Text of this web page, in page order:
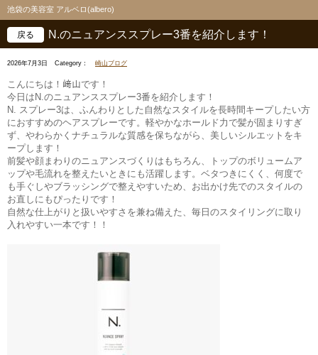
池袋の美容室 アルベロ(albero)
N.のニュアンススプレー3番を紹介します！
戻る
2026年7月3日 Category： 崎山ブログ
こんにちは！﨑山です！
今日はN.のニュアンススプレー3番を紹介します！
N. スプレー3は、ふんわりとした自然なスタイルを長時間キープしたい方
におすすめのヘアスプレーです。軽やかなホールド力で髪が固まりすぎ
ず、やわらかくナチュラルな質感を保ちながら、美しいシルエットをキ
ープします！
前髪や顔まわりのニュアンスづくりはもちろん、トップのボリュームア
ップや毛流れを整えたいときにも活躍します。ベタつきにくく、何度で
も手ぐしやブラッシングで整えやすいため、お出かけ先でのスタイルの
お直しにもぴったりです！
自然な仕上がりと扱いやすさを兼ね備えた、毎日のスタイリングに取り
入れやすい一本です！！